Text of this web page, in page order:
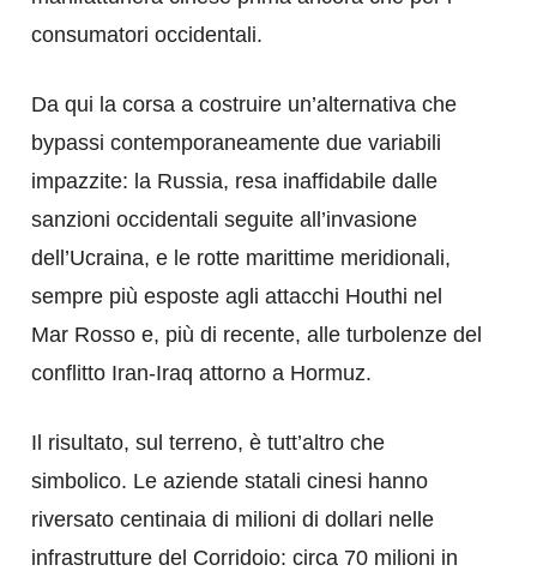
consumatori occidentali.
Da qui la corsa a costruire un’alternativa che
bypassi contemporaneamente due variabili
impazzite: la Russia, resa inaffidabile dalle
sanzioni occidentali seguite all’invasione
dell’Ucraina, e le rotte marittime meridionali,
sempre più esposte agli attacchi Houthi nel
Mar Rosso e, più di recente, alle turbolenze del
conflitto Iran-Iraq attorno a Hormuz.
Il risultato, sul terreno, è tutt’altro che
simbolico. Le aziende statali cinesi hanno
riversato centinaia di milioni di dollari nelle
infrastrutture del Corridoio: circa 70 milioni in